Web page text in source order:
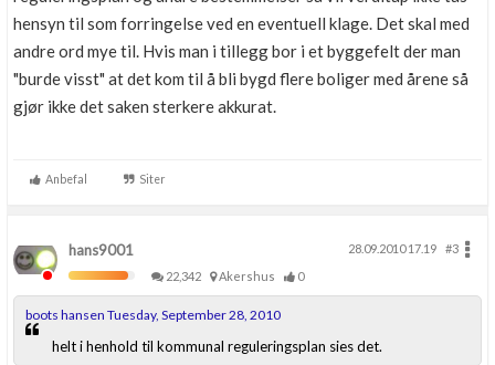
hensyn til som forringelse ved en eventuell klage. Det skal med
andre ord mye til. Hvis man i tillegg bor i et byggefelt der man
"burde visst" at det kom til å bli bygd flere boliger med årene så
gjør ikke det saken sterkere akkurat.
Anbefal Siter
hans9001 28.09.2010 17.19
#3
22,342
Akershus 0
boots hansen Tuesday, September 28, 2010
helt i henhold til kommunal reguleringsplan sies det.